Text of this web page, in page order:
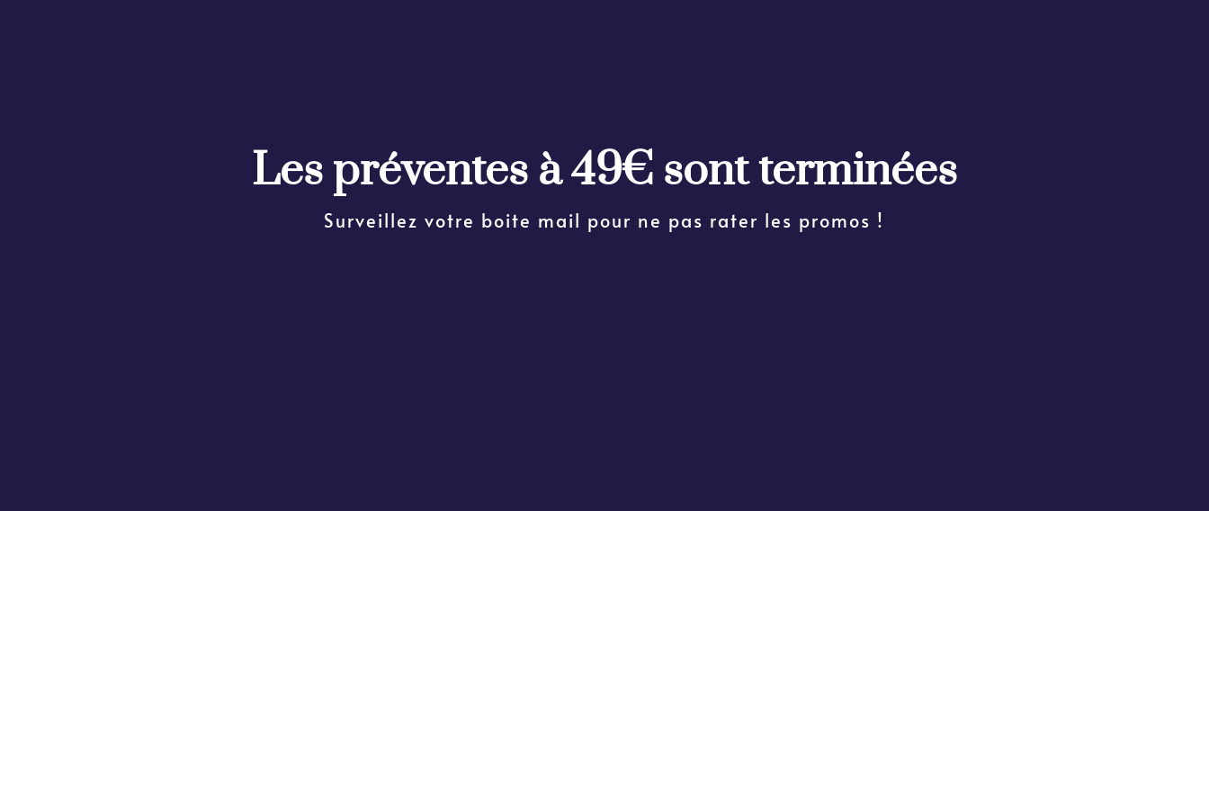
Les préventes à 49€ sont terminées
Surveillez votre boite mail pour ne pas rater les promos !